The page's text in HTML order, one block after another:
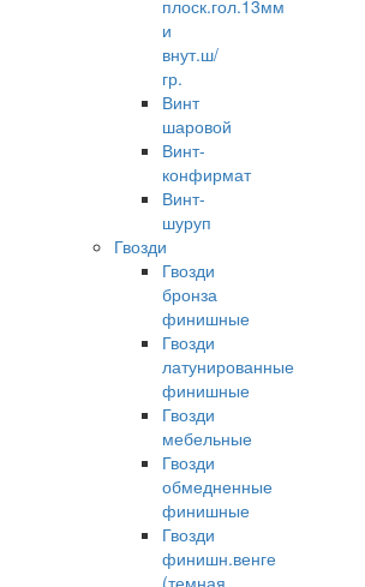
плоск.гол.13мм
и
внут.ш/
гр.
Винт
шаровой
Винт-
конфирмат
Винт-
шуруп
Гвозди
Гвозди
бронза
финишные
Гвозди
латунированные
финишные
Гвозди
мебельные
Гвозди
обмедненные
финишные
Гвозди
финишн.венге